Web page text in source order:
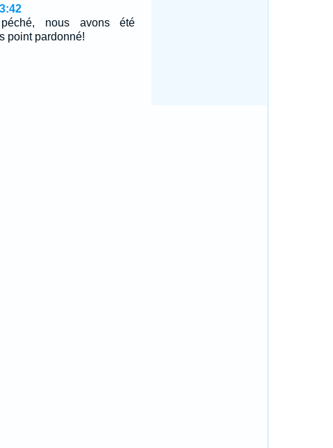
nous avons été
point pardonné!